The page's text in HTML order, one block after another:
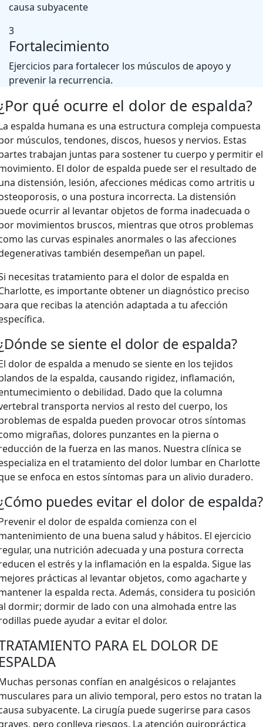
causa subyacente
3
Fortalecimiento
Ejercicios para fortalecer los músculos de apoyo y
prevenir la recurrencia.
qué ocurre el dolor de espalda?
espalda humana es una estructura compleja compuesta
músculos, tendones, discos, huesos y nervios. Estas
trabajan juntas para sostener tu cuerpo y permitir el
El dolor de espalda puede ser el resultado de
distensión, lesión, afecciones médicas como artritis u
o una postura incorrecta. La distensión
ocurrir al levantar objetos de forma inadecuada o
movimientos bruscos, mientras que otros problemas
las curvas espinales anormales o las afecciones
también desempeñan un papel.
necesitas tratamiento para el dolor de espalda en
es importante obtener un diagnóstico preciso
que recibas la atención adaptada a tu afección
se siente el dolor de espalda?
dolor de espalda a menudo se siente en los tejidos
de la espalda, causando rigidez, inflamación,
o debilidad. Dado que la columna
transporta nervios al resto del cuerpo, los
de espalda pueden provocar otros síntomas
migrañas, dolores punzantes en la pierna o
de la fuerza en las manos. Nuestra clínica se
en el tratamiento del dolor lumbar en Charlotte
se enfoca en estos síntomas para un alivio duradero.
puedes evitar el dolor de espalda?
el dolor de espalda comienza con el
de una buena salud y hábitos. El ejercicio
una nutrición adecuada y una postura correcta
el estrés y la inflamación en la espalda. Sigue las
prácticas al levantar objetos, como agacharte y
la espalda recta. Además, considera tu posición
dormir; dormir de lado con una almohada entre las
puede ayudar a evitar el dolor.
PARA EL DOLOR DE
personas confían en analgésicos o relajantes
para un alivio temporal, pero estos no tratan la
subyacente. La cirugía puede sugerirse para casos
pero conlleva riesgos. La atención quiropráctica